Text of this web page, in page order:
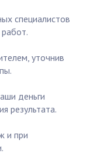
специалистов
уточнив
деньги
результата.
и при